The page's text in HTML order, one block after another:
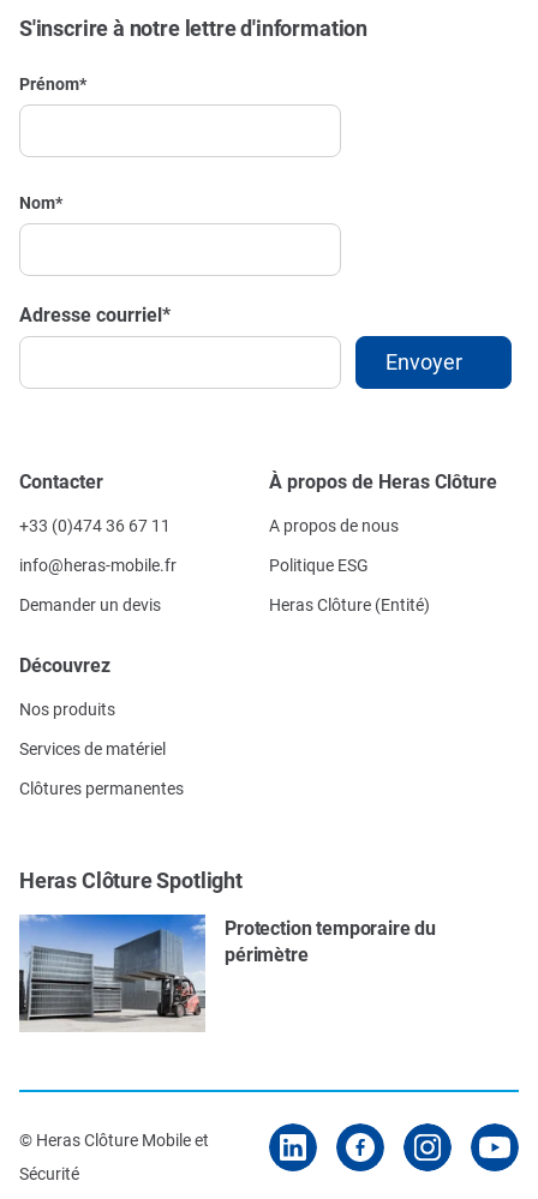
S'inscrire à notre lettre d'information
Prénom*
Nom*
Adresse courriel*
Contacter
+33 (0)474 36 67 11
info@heras-mobile.fr
Demander un devis
À propos de Heras Clôture
A propos de nous
Politique ESG
Heras Clôture (Entité)
Découvrez
Nos produits
Services de matériel
Clôtures permanentes
Heras Clôture Spotlight
Protection temporaire du
périmètre
© Heras Clôture Mobile et
Sécurité